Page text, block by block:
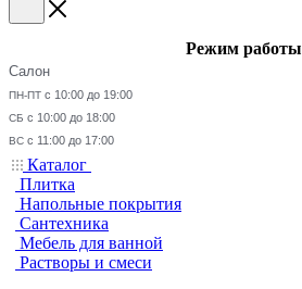
Режим работы
Салон
ПН-ПТ с 10:00 до 19:00
СБ с 10:00 до 18:00
ВС с 11:00 до 17:00
Каталог
Плитка
Напольные покрытия
Сантехника
Мебель для ванной
Растворы и смеси